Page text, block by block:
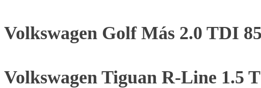
Volkswagen Golf Más 2.0 TDI
Volkswagen Tiguan R-Line 1.5